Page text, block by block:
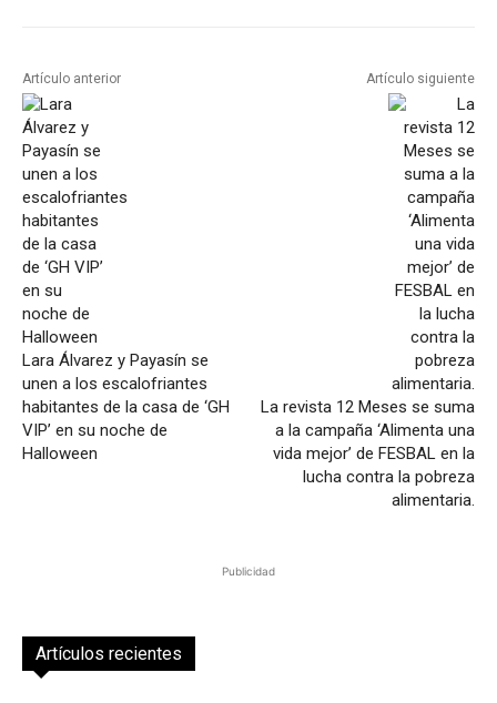
Artículo anterior
Lara Álvarez y Payasín se
unen a los escalofriantes
habitantes de la casa de ‘GH
VIP’ en su noche de
Halloween
Artículo siguiente
La revista 12 Meses se suma
a la campaña ‘Alimenta una
vida mejor’ de FESBAL en la
lucha contra la pobreza
alimentaria.
Publicidad
Artículos recientes